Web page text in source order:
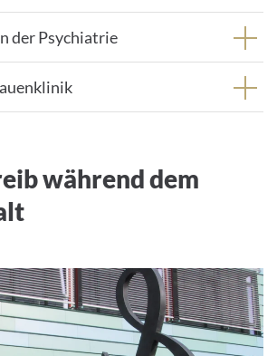
der Psychiatrie
während dem